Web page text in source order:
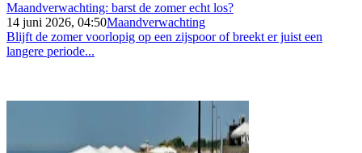
Maandverwachting: barst de zomer echt los?
14 juni 2026, 04:50Maandverwachting
Blijft de zomer voorlopig op een zijspoor of breekt er juist een
langere periode...